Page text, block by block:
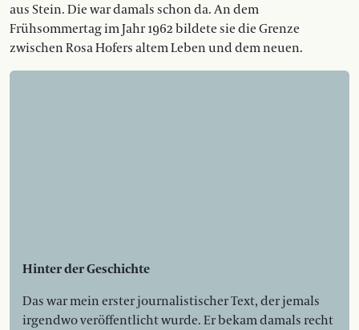
aus Stein. Die war damals schon da. An dem
Frühsommertag im Jahr 1962 bildete sie die Grenze
zwischen Rosa Hofers altem Leben und dem neuen.
Hinter der Geschichte
Das war mein erster journalistischer Text, der jemals
irgendwo veröffentlicht wurde. Er bekam damals recht